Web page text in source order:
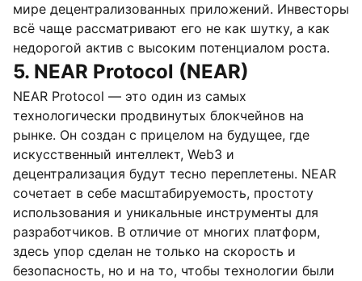
мире децентрализованных приложений. Инвесторы
всё чаще рассматривают его не как шутку, а как
недорогой актив с высоким потенциалом роста.
5. NEAR Protocol (NEAR)
NEAR Protocol — это один из самых
технологически продвинутых блокчейнов на
рынке. Он создан с прицелом на будущее, где
искусственный интеллект, Web3 и
децентрализация будут тесно переплетены. NEAR
сочетает в себе масштабируемость, простоту
использования и уникальные инструменты для
разработчиков. В отличие от многих платформ,
здесь упор сделан не только на скорость и
безопасность, но и на то, чтобы технологии были